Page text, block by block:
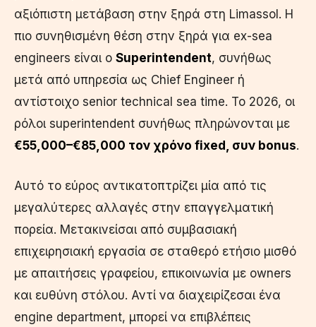
αξιόπιστη μετάβαση στην ξηρά στη Limassol. Η
πιο συνηθισμένη θέση στην ξηρά για ex-sea
engineers είναι ο Superintendent, συνήθως
μετά από υπηρεσία ως Chief Engineer ή
αντίστοιχο senior technical sea time. Το 2026, οι
ρόλοι superintendent συνήθως πληρώνονται με
€55,000–€85,000 τον χρόνο fixed, συν bonus.
Αυτό το εύρος αντικατοπτρίζει μία από τις
μεγαλύτερες αλλαγές στην επαγγελματική
πορεία. Μετακινείσαι από συμβασιακή
επιχειρησιακή εργασία σε σταθερό ετήσιο μισθό
με απαιτήσεις γραφείου, επικοινωνία με owners
και ευθύνη στόλου. Αντί να διαχειρίζεσαι ένα
engine department, μπορεί να επιβλέπεις